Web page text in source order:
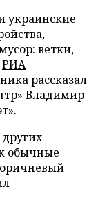
украинские
ветки,
РИА
рассказал
Владимир
обычные